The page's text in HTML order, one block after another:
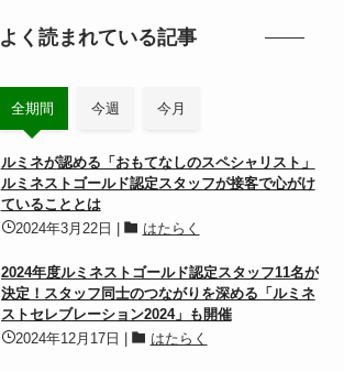
よく読まれている記事
全期間 今週 今月
ルミネが認める「おもてなしのスペシャリスト」
ルミネストゴールド認定スタッフが接客で心がけ
ていることとは
2024年3月22日
はたらく
2024年度ルミネストゴールド認定スタッフ11名が
決定！スタッフ同士のつながりを深める「ルミネ
ストセレブレーション2024」も開催
2024年12月17日
はたらく